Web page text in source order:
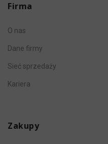
Firma
O nas
Dane firmy
Sieć sprzedaży
Kariera
Zakupy